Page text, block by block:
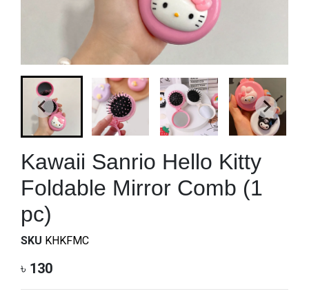
Kawaii Sanrio Hello Kitty
Foldable Mirror Comb (1
pc)
SKU KHKFMC
৳ 130